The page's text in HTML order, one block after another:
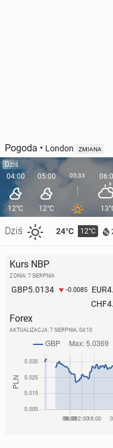
Pogoda • London ZMIANA
Dziś
04:00
12°C
Dziś 24°C 12°C
05:00
12°C
05:33
Kurs NBP
Z DNIA: 7 SIERPNIA
GBP5.0134 -0.0085 EUR
CHF
Forex
AKTUALIZACJA: 7 SIERPNIA, 04:10